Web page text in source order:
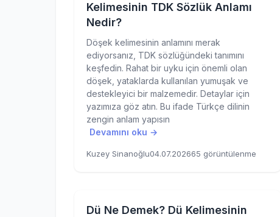
Kelimesinin TDK Sözlük Anlamı
Nedir?
Döşek kelimesinin anlamını merak
ediyorsanız, TDK sözlüğündeki tanımını
keşfedin. Rahat bir uyku için önemli olan
döşek, yataklarda kullanılan yumuşak ve
destekleyici bir malzemedir. Detaylar için
yazımıza göz atın. Bu ifade Türkçe dilinin
zengin anlam yapısın
Devamını oku →
Kuzey Sinanoğlu04.07.202665 görüntülenme
Dü Ne Demek? Dü Kelimesinin